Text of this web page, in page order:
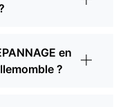
en
?